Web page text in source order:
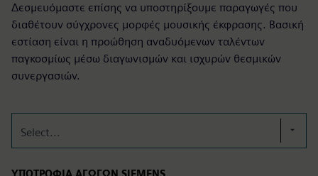
Δεσμευόμαστε επίσης να υποστηρίξουμε παραγωγές που
διαθέτουν σύγχρονες μορφές μουσικής έκφρασης. Βασική
εστίαση είναι η προώθηση αναδυόμενων ταλέντων
παγκοσμίως μέσω διαγωνισμών και ισχυρών θεσμικών
συνεργασιών.
Select...